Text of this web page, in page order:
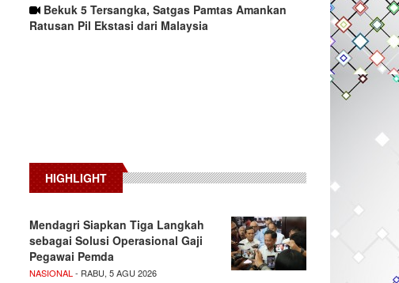
Bekuk 5 Tersangka, Satgas Pamtas Amankan
Ratusan Pil Ekstasi dari Malaysia
HIGHLIGHT
Mendagri Siapkan Tiga Langkah
sebagai Solusi Operasional Gaji
Pegawai Pemda
NASIONAL - RABU, 5 AGU 2026